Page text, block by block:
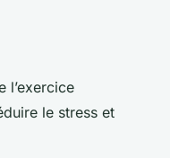
l’exercice
le stress et